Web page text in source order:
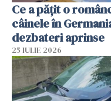
Ce a pățit o
câinele în
dezbateri aprinse
25 IULIE 2026